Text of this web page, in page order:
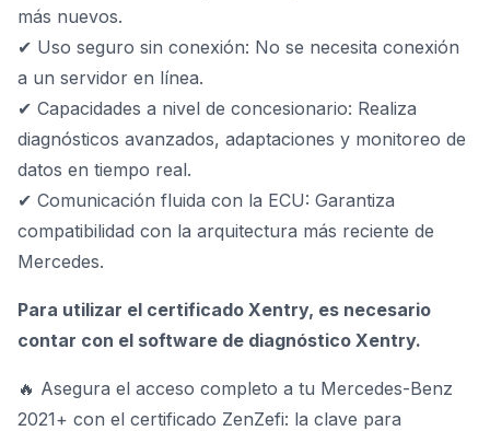
más nuevos.
✔ Uso seguro sin conexión: No se necesita conexión
a un servidor en línea.
✔ Capacidades a nivel de concesionario: Realiza
diagnósticos avanzados, adaptaciones y monitoreo de
datos en tiempo real.
✔ Comunicación fluida con la ECU: Garantiza
compatibilidad con la arquitectura más reciente de
Mercedes.
Para utilizar el certificado Xentry, es necesario
contar con el software de diagnóstico Xentry.
🔥 Asegura el acceso completo a tu Mercedes-Benz
2021+ con el certificado ZenZefi: la clave para